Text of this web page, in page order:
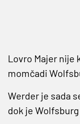
Lovro Majer nije
momčadi
Werder je sada
dok je Wolfsburg